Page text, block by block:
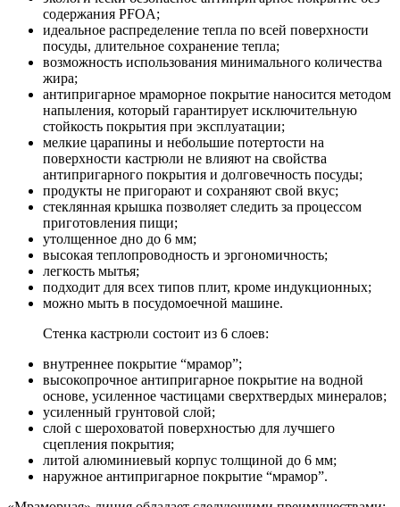
содержания PFOA;
идеальное распределение тепла по всей поверхности
посуды, длительное сохранение тепла;
возможность использования минимального количества
жира;
антипригарное мраморное покрытие наносится методом
напыления, который гарантирует исключительную
стойкость покрытия при эксплуатации;
мелкие царапины и небольшие потертости на
поверхности кастрюли не влияют на свойства
антипригарного покрытия и долговечность посуды;
продукты не пригорают и сохраняют свой вкус;
стеклянная крышка позволяет следить за процессом
приготовления пищи;
утолщенное дно до 6 мм;
высокая теплопроводность и эргономичность;
легкость мытья;
подходит для всех типов плит, кроме индукционных;
можно мыть в посудомоечной машине.
Стенка кастрюли состоит из 6 слоев:
внутреннее покрытие “мрамор”;
высокопрочное антипригарное покрытие на водной
основе, усиленное частицами сверхтвердых минералов;
усиленный грунтовой слой;
слой с шероховатой поверхностью для лучшего
сцепления покрытия;
литой алюминиевый корпус толщиной до 6 мм;
наружное антипригарное покрытие “мрамор”.